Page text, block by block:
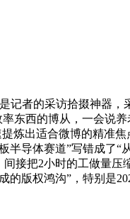
记者的采访拾掇神器，
东西的博从，一会说
炼出适合微博的精准
导体赛道”写错成了“
接把2小时的工做量压
版权鸿沟”，特别是